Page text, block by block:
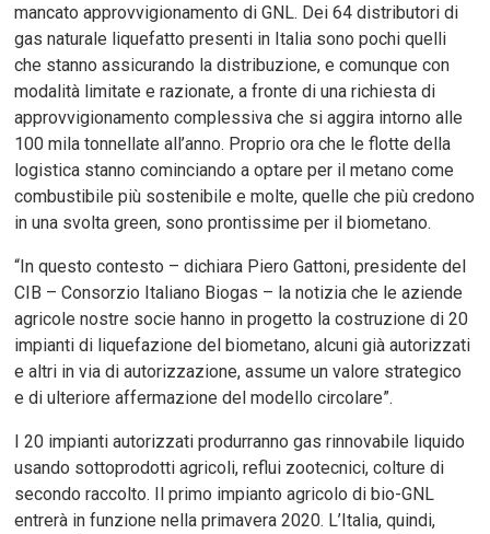
mancato approvvigionamento di GNL. Dei 64 distributori di
gas naturale liquefatto presenti in Italia sono pochi quelli
che stanno assicurando la distribuzione, e comunque con
modalità limitate e razionate, a fronte di una richiesta di
approvvigionamento complessiva che si aggira intorno alle
100 mila tonnellate all’anno. Proprio ora che le flotte della
logistica stanno cominciando a optare per il metano come
combustibile più sostenibile e molte, quelle che più credono
in una svolta green, sono prontissime per il biometano.
“In questo contesto – dichiara Piero Gattoni, presidente del
CIB – Consorzio Italiano Biogas – la notizia che le aziende
agricole nostre socie hanno in progetto la costruzione di 20
impianti di liquefazione del biometano, alcuni già autorizzati
e altri in via di autorizzazione, assume un valore strategico
e di ulteriore affermazione del modello circolare”.
I 20 impianti autorizzati produrranno gas rinnovabile liquido
usando sottoprodotti agricoli, reflui zootecnici, colture di
secondo raccolto. Il primo impianto agricolo di bio-GNL
entrerà in funzione nella primavera 2020. L’Italia, quindi,